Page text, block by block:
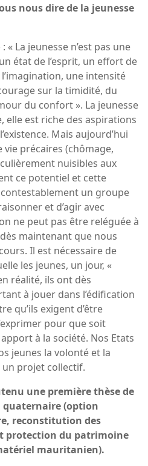
nous dire de la jeunesse
La jeunesse n’est pas une
état de l’esprit, un effort de
une intensité
sur la timidité, du
du confort ». La jeunesse
elle est riche des aspirations
Mais aujourd’hui
précaires (chômage,
nuisibles aux
ce potentiel et cette
un groupe
et d’agir avec
ne peut pas être reléguée à
maintenant que nous
Il est nécessaire de
les jeunes, un jour, «
réalité, ils ont dès
à jouer dans l’édification
qu’ils exigent d’être
pour que soit
à la société. Nos Etats
jeunes la volonté et la
projet collectif.
une première thèse de
quaternaire (option
reconstitution des
protection du patrimoine
mauritanien).